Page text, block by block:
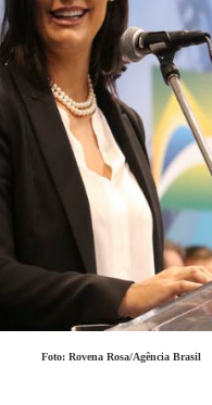
Foto: Rovena Rosa/Agência Brasil